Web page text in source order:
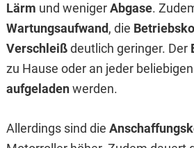
Lärm und wenigerAbgase.
Wartungsaufwand, die
Verschleißdeutlich geringer. Der
zu Hause oder an jeder beliebigen
aufgeladenwerden.
Allerdings sind die